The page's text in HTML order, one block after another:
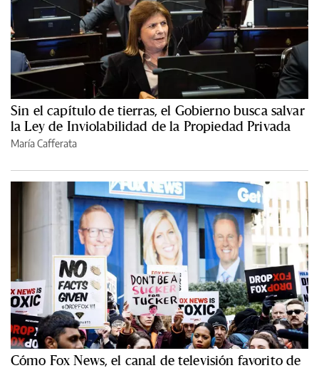
Sin el capítulo de tierras, el Gobierno busca salvar
la Ley de Inviolabilidad de la Propiedad Privada
María Cafferata
Cómo Fox News, el canal de televisión favorito de